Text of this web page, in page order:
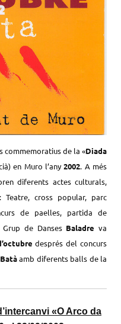
commemoratius de la «Diada
en Muro l’any2002. A més
diferents actes culturals,
cross popular, parc
de paelles, partida de
de Danses Baladre va
després del concurs
amb diferents balls de la
«O Arco da